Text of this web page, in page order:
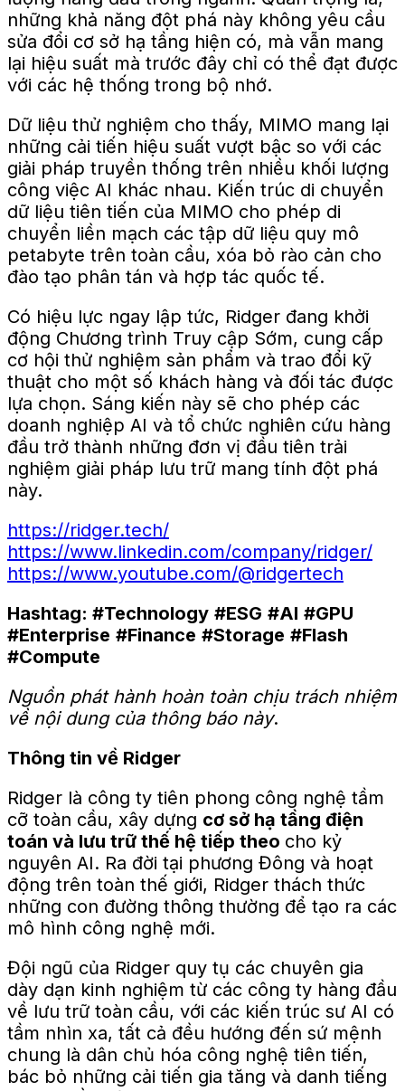
những khả năng đột phá này không yêu cầu
sửa đổi cơ sở hạ tầng hiện có, mà vẫn mang
lại hiệu suất mà trước đây chỉ có thể đạt được
với các hệ thống trong bộ nhớ.
Dữ liệu thử nghiệm cho thấy, MIMO mang lại
những cải tiến hiệu suất vượt bậc so với các
giải pháp truyền thống trên nhiều khối lượng
công việc AI khác nhau. Kiến trúc di chuyển
dữ liệu tiên tiến của MIMO cho phép di
chuyển liền mạch các tập dữ liệu quy mô
petabyte trên toàn cầu, xóa bỏ rào cản cho
đào tạo phân tán và hợp tác quốc tế.
Có hiệu lực ngay lập tức, Ridger đang khởi
động Chương trình Truy cập Sớm, cung cấp
cơ hội thử nghiệm sản phẩm và trao đổi kỹ
thuật cho một số khách hàng và đối tác được
lựa chọn. Sáng kiến ​​này sẽ cho phép các
doanh nghiệp AI và tổ chức nghiên cứu hàng
đầu trở thành những đơn vị đầu tiên trải
nghiệm giải pháp lưu trữ mang tính đột phá
này.
https://ridger.tech/
https://www.linkedin.com/company/ridger/
https://www.youtube.com/@ridgertech
Hashtag: #Technology #ESG #AI #GPU
#Enterprise #Finance #Storage #Flash
#Compute
Nguồn phát hành hoàn toàn chịu trách nhiệm
về nội dung của thông báo này.
Thông tin về Ridger
Ridger là công ty tiên phong công nghệ tầm
cỡ toàn cầu, xây dựng cơ sở hạ tầng điện
toán và lưu trữ thế hệ tiếp theo cho kỷ
nguyên AI. Ra đời tại phương Đông và hoạt
động trên toàn thế giới, Ridger thách thức
những con đường thông thường để tạo ra các
mô hình công nghệ mới.
Đội ngũ của Ridger quy tụ các chuyên gia
dày dạn kinh nghiệm từ các công ty hàng đầu
về lưu trữ toàn cầu, với các kiến ​​trúc sư AI có
tầm nhìn xa, tất cả đều hướng đến sứ mệnh
chung là dân chủ hóa công nghệ tiên tiến,
bác bỏ những cải tiến gia tăng và danh tiếng